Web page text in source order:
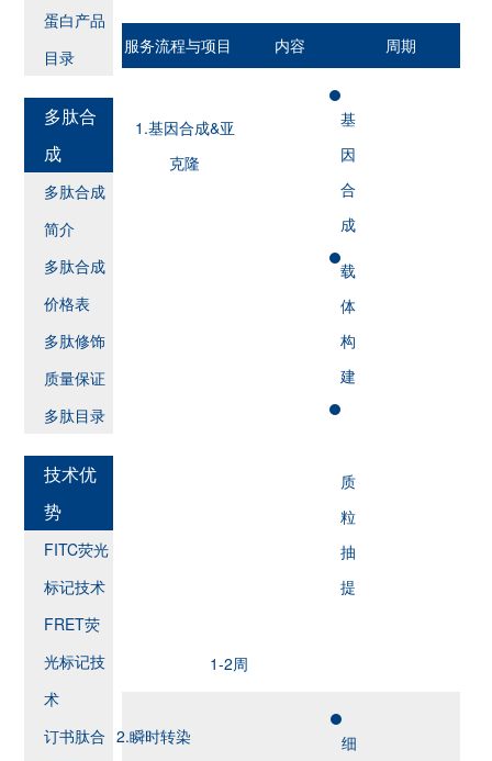
蛋白产品
目录
多肽合
成
多肽合成
简介
多肽合成
价格表
多肽修饰
质量保证
多肽目录
技术优
势
FITC荧光
标记技术
FRET荧
光标记技
术
订书肽合
服务流程与项目 内容 周期
1.基因合成&亚
克隆
基
因
合
成
载
体
构
建
质
粒
抽
提
1-2周
2.瞬时转染
细